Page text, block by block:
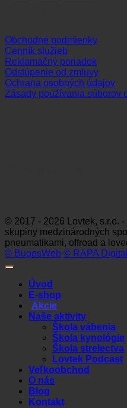
Obchodné podmienky
Cenník služieb
Reklamačný poriadok
Odstúpenie od zmluvy
Ochrana osobných údajov
Zásady používania súborov
© 2017 - 2026 Lovtek, s.r.o.
skupiny medzinárodných
pneumatikami, offroad a
© BugesWeb © RAPA Digital
Úvod
E-shop
Akcie
Naše aktivity
Škola vábenia
Škola kynológie
Škola strelectva
Lovtek Podcast
Veľkoobchod
O nás
Blog
Kontakt